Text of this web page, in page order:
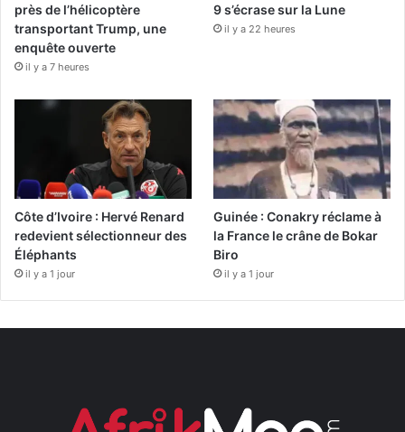
près de l’hélicoptère
transportant Trump, une
enquête ouverte
il y a 7 heures
9 s’écrase sur la Lune
il y a 22 heures
Côte d’Ivoire : Hervé Renard
redevient sélectionneur des
Éléphants
il y a 1 jour
Guinée : Conakry réclame à
la France le crâne de Bokar
Biro
il y a 1 jour